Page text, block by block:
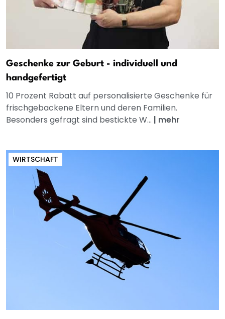
Geschenke zur Geburt - individuell und
handgefertigt
10 Prozent Rabatt auf personalisierte Geschenke für
frischgebackene Eltern und deren Familien.
Besonders gefragt sind bestickte W... | mehr
WIRTSCHAFT